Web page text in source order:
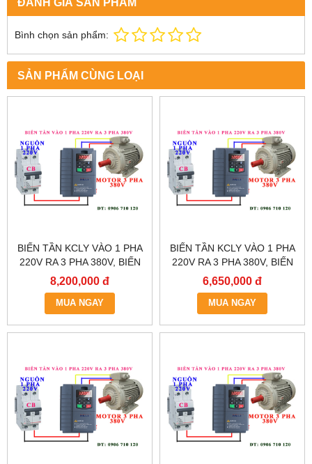
Bình chọn sản phẩm:
SẢN PHẨM CÙNG LOẠI
BIẾN TẦN KCLY VÀO 1 PHA
220V RA 3 PHA 380V, BIẾN
TẦN KCLY KOC600-011GT3-
B
8,200,000 đ
MUA NGAY
BIẾN TẦN KCLY VÀO 1 PHA
220V RA 3 PHA 380V, BIẾN
TẦN KCLY KOC600-
7R5GT3-B
6,650,000 đ
MUA NGAY